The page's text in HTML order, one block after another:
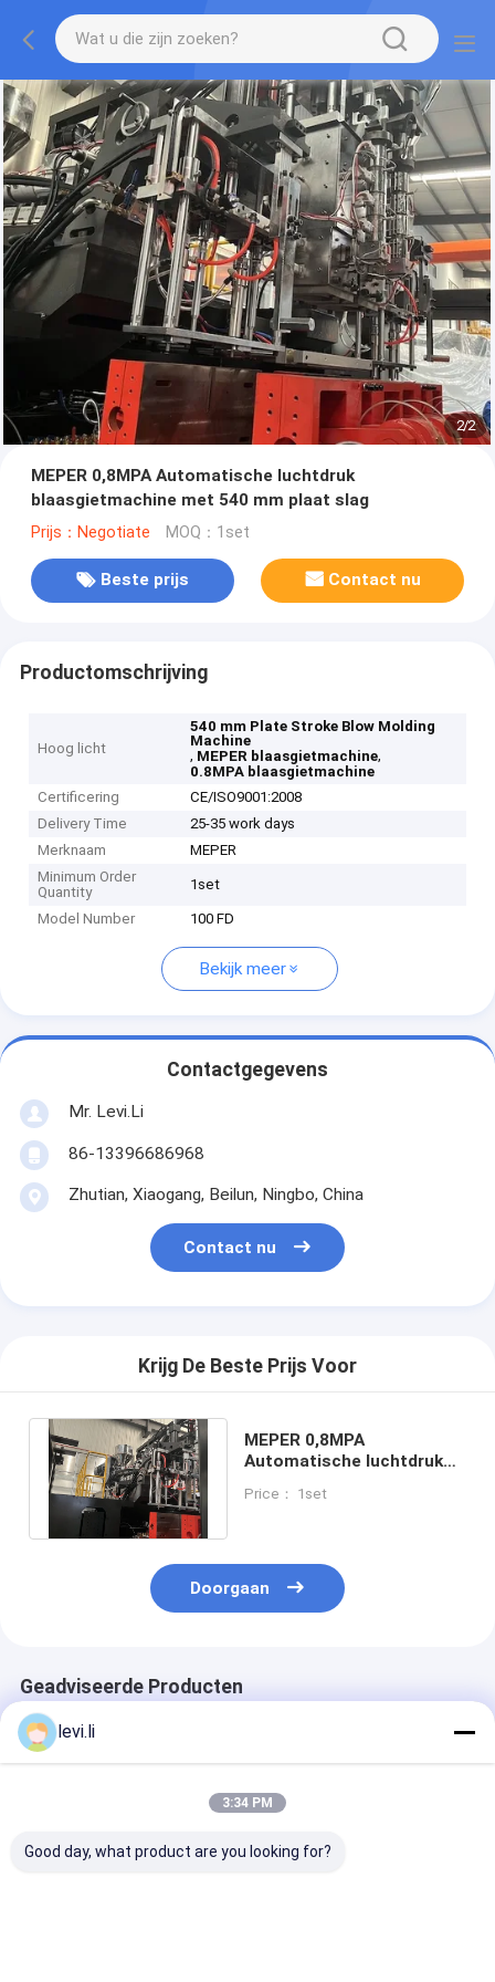
2/2
MEPER 0,8MPA Automatische luchtdruk
blaasgietmachine met 540 mm plaat slag
Prijs：Negotiate MOQ：1set
Beste prijs Contact nu
Productomschrijving
Hoog licht
540 mm Plate Stroke Blow Molding
Machine
, MEPER blaasgietmachine,
0.8MPA blaasgietmachine
Certificering
CE/ISO9001:2008
Delivery Time
25-35 work days
Merknaam
MEPER
Minimum Order
Quantity
1set
Model Number 100 FD
Bekijk meer
Contactgegevens
Mr. Levi.Li
86-13396686968
Zhutian, Xiaogang, Beilun, Ningbo, China
Contact nu
Krijg De Beste Prijs Voor
MEPER 0,8MPA
Automatische luchtdruk
mm plaat slag
Price： 1set
Doorgaan
Geadviseerde Producten
levi.li
3:34 PM
Good day, what product are you looking for?